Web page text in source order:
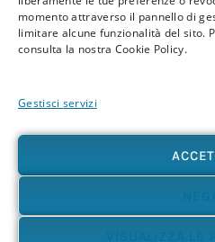
momento attraverso il pannello di
limitare alcune funzionalità del sito.
consulta la nostra Cookie Policy.
Gestisci servizi
VISUALIZZA LE
© 2026 BioPsicoQuantistica® – Tutti i
divulgativi associati alla
consulenze, diagnosi o trattamenti medici e
di qualunque natura – fisica, psicologica o
proprio medico o a un professionista
responsabile delle proprie scelte e dell’uso
l’autore e i collaboratori del progetto da